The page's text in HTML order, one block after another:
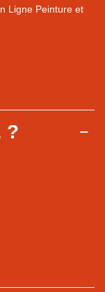
Ligne Peinture et
?